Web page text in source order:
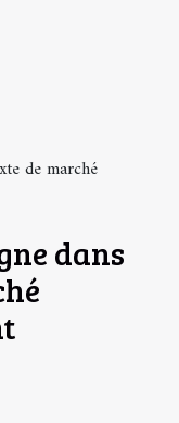
de marché
dans